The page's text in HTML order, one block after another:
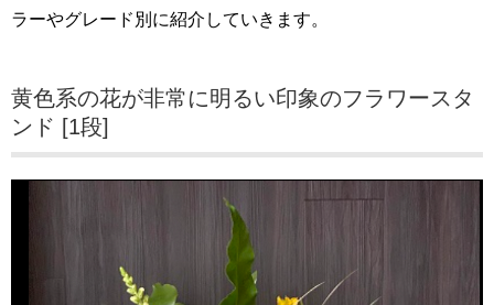
ラーやグレード別に紹介していきます。
黄色系の花が非常に明るい印象のフラワースタ
ンド [1段]